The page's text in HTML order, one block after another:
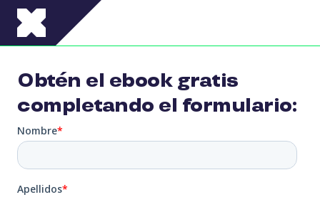
Pasar al contenido principal
Obtén el ebook gratis
completando el formulario: